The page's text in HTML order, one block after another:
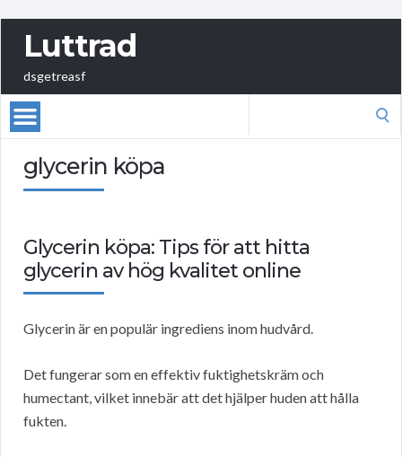
Luttrad
dsgetreasf
glycerin köpa
Glycerin köpa: Tips för att hitta
glycerin av hög kvalitet online
Glycerin är en populär ingrediens inom hudvård.
Det fungerar som en effektiv fuktighetskräm och
humectant, vilket innebär att det hjälper huden att hålla
fukten.